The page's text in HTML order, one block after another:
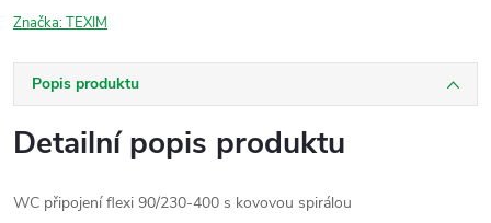
Značka:TEXIM
Popis produktu
Detailní popis produktu
WC připojení flexi 90/230-400 s kovovou spirálou